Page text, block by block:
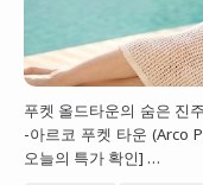
베트남
태국
대만
프랑스
푸켓 올드타운의 숨은 진
-아르코 푸켓 타운 (Arco
오늘의 특가 확인] …